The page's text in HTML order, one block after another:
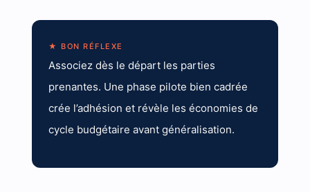
★ BON RÉFLEXE
Associez dès le départ les parties
prenantes. Une phase pilote bien cadrée
crée l’adhésion et révèle les économies de
cycle budgétaire avant généralisation.